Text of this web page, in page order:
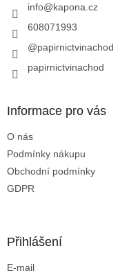
info@kapona.cz
608071993
@papirnictvinachod
papirnictvinachod
Informace pro vás
O nás
Podmínky nákupu
Obchodní podmínky
GDPR
Přihlášení
E-mail